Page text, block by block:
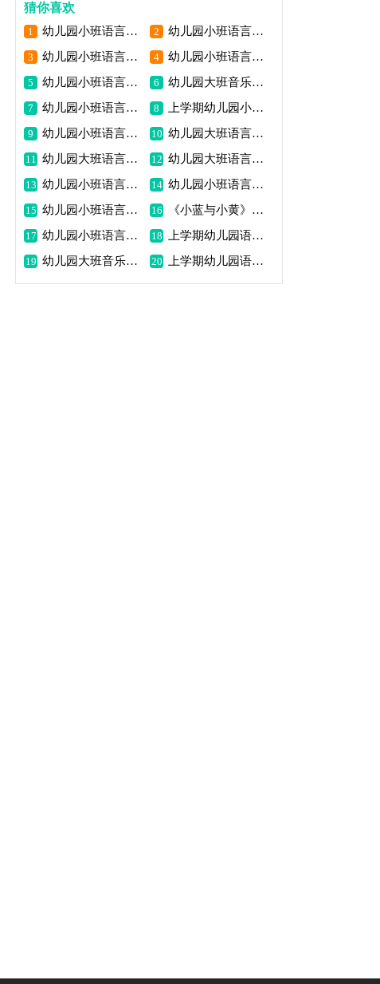
猜你喜欢
1 幼儿园小班语言详细教案《美味葡萄》包含反思 2 幼儿园小班语言游戏活动教案《小熊开鞋店》包含反思
3 幼儿园小班语言教案《糖果雨》包含反思 4 幼儿园小班语言教案《我爱我家》包含反思
5 幼儿园小班语言教案《小老鼠学画画》包含反思 6 幼儿园大班音乐欣赏教案《蝶圈乐》
7 幼儿园小班语言教案《聚宝盆》包含反思 8 上学期幼儿园小班语言教案《萝卜故事》包含反思
9 幼儿园小班语言教案《我的好朋友》包含反思 10 幼儿园大班语言游戏教案《芽儿》包含反思
11 幼儿园大班语言教案《保护我们的朋友》包含反思 12 幼儿园大班语言活动教案《雨中森林》包含反思
13 幼儿园小班语言详情教案《吹泡泡》包含反思 14 幼儿园小班语言教案《太阳与月亮》包含反思
15 幼儿园小班语言教案《送颜色》包含反思 16 《小蓝与小黄》幼儿园小班语言优秀公开课教案包含反思
17 幼儿园小班语言公开课教案《凉风一人分一半》 18 上学期幼儿园语言教案《夏日太阳真调皮》包含反思
19 幼儿园大班音乐活动教案《买菜》包括反思 20 上学期幼儿园语言教案《夏日太阳真调皮》包含反思